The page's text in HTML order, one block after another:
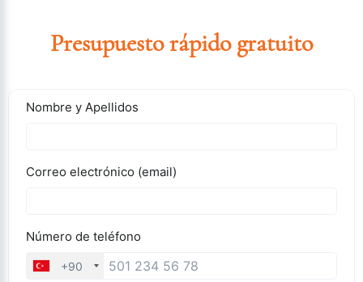
Presupuesto rápido gratuito